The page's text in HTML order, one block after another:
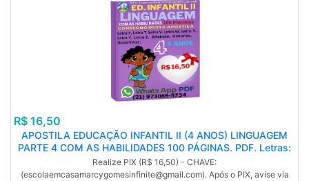
R$ 16,50
APOSTILA EDUCAÇÃO INFANTIL II (4 ANOS) LINGUAGEM
PARTE 4 COM AS HABILIDADES 100 PÁGINAS. PDF. Letras:
S, T, V, W, X, Y, Z e Alfabeto, Histórias Encantadoras,
Quadrinhas Divertidas, (MP).
Realize PIX (R$ 16,50) - CHAVE:
(escolaemcasamarcygomesinfinite@gmail.com). Após o PIX, avise via